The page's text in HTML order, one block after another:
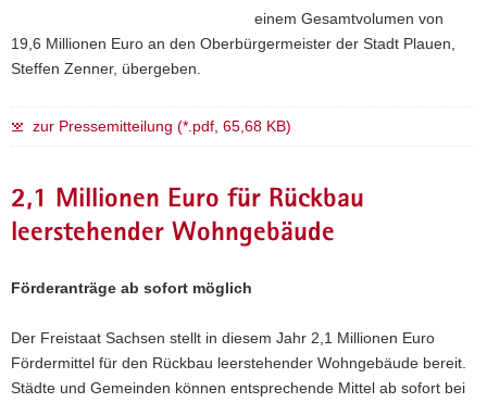
einem Gesamtvolumen von
19,6 Millionen Euro an den Oberbürgermeister der Stadt Plauen,
Steffen Zenner, übergeben.
zur Pressemitteilung (*.pdf, 65,68 KB)
2,1 Millionen Euro für Rückbau
leerstehender Wohngebäude
Förderanträge ab sofort möglich
Der Freistaat Sachsen stellt in diesem Jahr 2,1 Millionen Euro
Fördermittel für den Rückbau leerstehender Wohngebäude bereit.
Städte und Gemeinden können entsprechende Mittel ab sofort bei